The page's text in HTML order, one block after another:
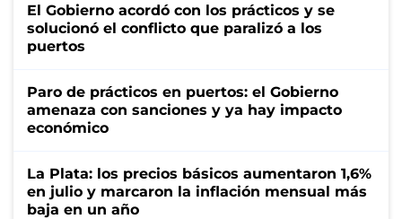
El Gobierno acordó con los prácticos y se
solucionó el conflicto que paralizó a los
puertos
Paro de prácticos en puertos: el Gobierno
amenaza con sanciones y ya hay impacto
económico
La Plata: los precios básicos aumentaron 1,6%
en julio y marcaron la inflación mensual más
baja en un año